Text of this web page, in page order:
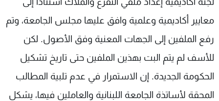
معايير أكاديمية وعلمية وافق عليها مجلس الجامعة، وتم
رفع الملفين إلى الجهات المعنية وفق الأصول. لكن
للأسف لم يتم البت بهذين الملفين حتى تاريخ تشكيل
الحكومة الجديدة. إن الاستمرار في عدم تلبية المطالب
المحقة لأساتذة الجامعة اللبنانية والعاملين فيها، يشكل